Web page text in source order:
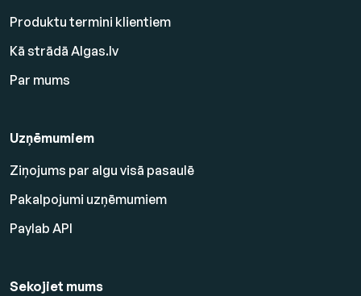
Produktu termini klientiem
Kā strādā Algas.lv
Par mums
Uzņēmumiem
Ziņojums par algu visā pasaulē
Pakalpojumi uzņēmumiem
Paylab API
Sekojiet mums